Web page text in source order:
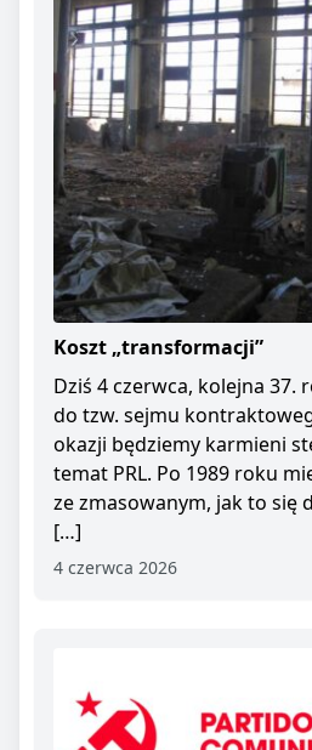
Koszt „transformacji”
Dziś 4 czerwca, kolejna 37.
do tzw. sejmu
okazji będziemy karmieni
temat PRL. Po 1989 roku
ze zmasowanym, jak to się
[…]
4 czerwca 2026